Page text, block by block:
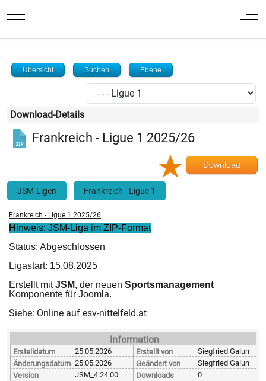
Mobile Menu Toggle Off-
Übersicht Suchen Ebene
Download-Details
Frankreich - Ligue 1 2025/26
Download
JSM-Ligen Frankreich - Ligue 1
Frankreich - Ligue 1 2025/26
Hinweis: JSM-Liga im ZIP-Format
Status: Abgeschlossen
Ligastart: 15.08.2025
Erstellt mitJSM, der neuen Sportsmanagement
Komponente für Joomla.
Siehe: Online auf esv-nittelfeld.at
Information
Erstelldatum
25.05.2026
Änderungsdatum 25.05.2026
Version
JSM_4.24.00
Erstellt von
Siegfried Galun
Geändert von
Siegfried Galun
Downloads
0